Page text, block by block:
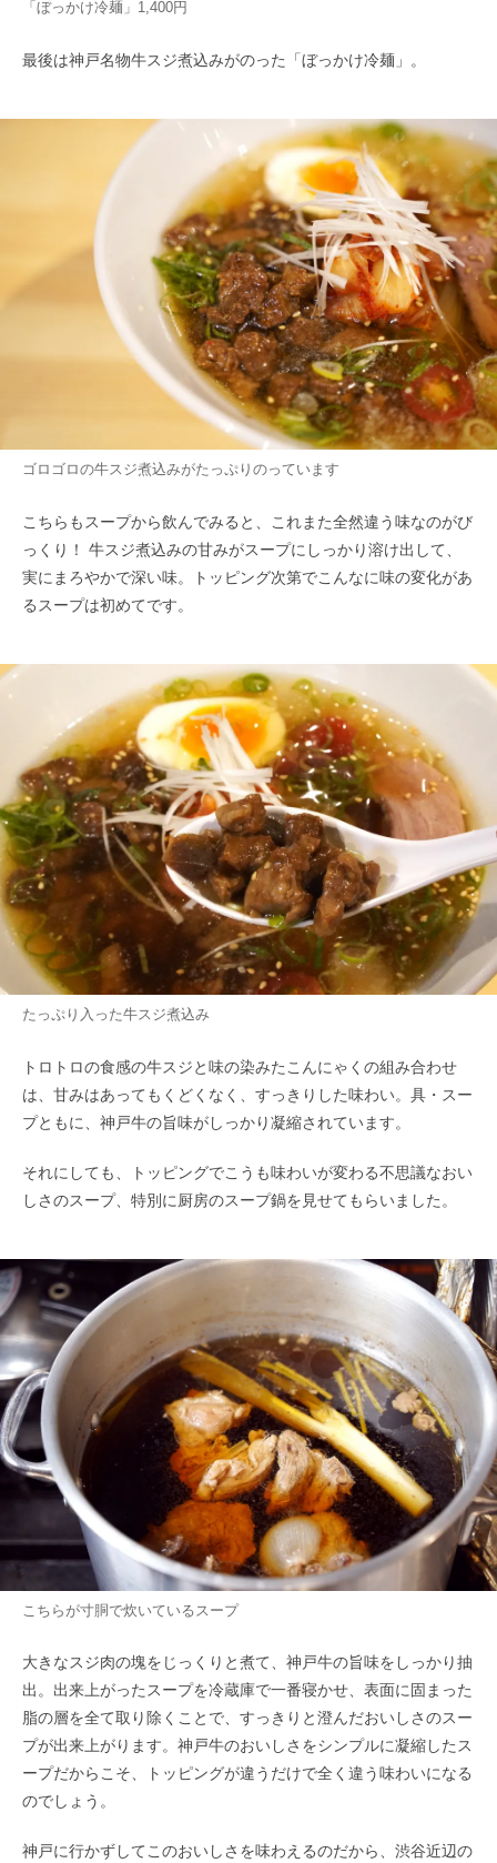
「ぼっかけ冷麺」1,400円
最後は神戸名物牛スジ煮込みがのった「ぼっかけ冷麺」。
ゴロゴロの牛スジ煮込みがたっぷりのっています
こちらもスープから飲んでみると、これまた全然違う味なのがび
っくり！ 牛スジ煮込みの甘みがスープにしっかり溶け出して、
実にまろやかで深い味。トッピング次第でこんなに味の変化があ
るスープは初めてです。
たっぷり入った牛スジ煮込み
トロトロの食感の牛スジと味の染みたこんにゃくの組み合わせ
は、甘みはあってもくどくなく、すっきりした味わい。具・スー
プともに、神戸牛の旨味がしっかり凝縮されています。
それにしても、トッピングでこうも味わいが変わる不思議なおい
しさのスープ、特別に厨房のスープ鍋を見せてもらいました。
こちらが寸胴で炊いているスープ
大きなスジ肉の塊をじっくりと煮て、神戸牛の旨味をしっかり抽
出。出来上がったスープを冷蔵庫で一番寝かせ、表面に固まった
脂の層を全て取り除くことで、すっきりと澄んだおいしさのスー
プが出来上がります。神戸牛のおいしさをシンプルに凝縮したス
ープだからこそ、トッピングが違うだけで全く違う味わいになる
のでしょう。
神戸に行かずしてこのおいしさを味わえるのだから、渋谷近辺の